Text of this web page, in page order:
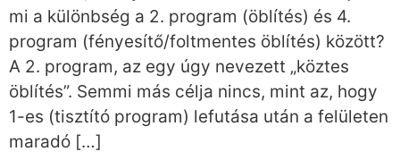
mi a különbség a 2. program (öblítés) és 4.
program (fényesítő/foltmentes öblítés) között?
A 2. program, az egy úgy nevezett „köztes
öblítés”. Semmi más célja nincs, mint az, hogy
1-es (tisztító program) lefutása után a felületen
maradó […]